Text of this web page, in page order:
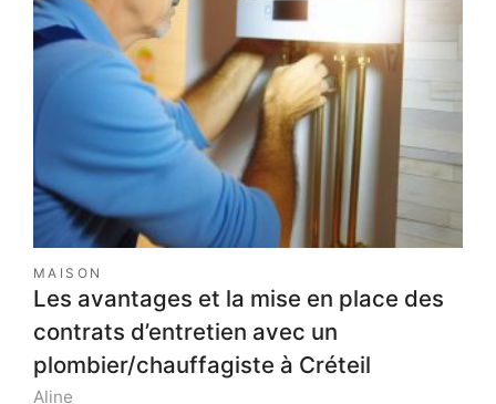
MAISON
Les avantages et la mise en place des
contrats d’entretien avec un
plombier/chauffagiste à Créteil
Aline